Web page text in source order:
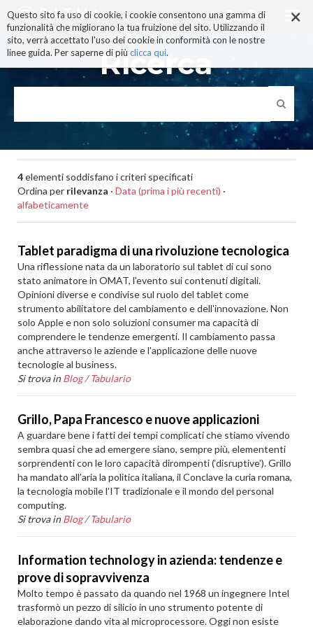
×
Questo sito fa uso di cookie, i cookie consentono una gamma di
funzionalità che migliorano la tua fruizione del sito. Utilizzando il
sito, verrà accettato l'uso dei cookie in conformità con le nostre
linee guida. Per saperne di più clicca qui.
ai
contenuti.
|
alla
navigazione
Ricerca
4elementi soddisfano i criteri specificati
Ordina per rilevanza · Data (prima i più recenti) ·
alfabeticamente
Tablet paradigma di una rivoluzione tecnologica
Una riflessione nata da un laboratorio sul tablet di cui sono
stato animatore in OMAT, l'evento sui contenuti digitali.
Opinioni diverse e condivise sul ruolo del tablet come
strumento abilitatore del cambiamento e dell'innovazione. Non
solo Apple e non solo soluzioni consumer ma capacità di
comprendere le tendenze emergenti. Il cambiamento passa
anche attraverso le aziende e l'applicazione delle nuove
tecnologie al business.
Si trova in Blog /Tabulario
Grillo, Papa Francesco e nuove applicazioni
A guardare bene i fatti dei tempi complicati che stiamo vivendo
sembra quasi che ad emergere siano, sempre più, elemententi
sorprendenti con le loro capacità dirompenti (‘disruptive’). Grillo
ha mandato all’aria la politica italiana, il Conclave la curia romana,
la tecnologia mobile l’IT tradizionale e il mondo del personal
computing.
Si trova in Blog /Tabulario
Information technology in azienda: tendenze e
prove di sopravvivenza
Molto tempo è passato da quando nel 1968 un ingegnere Intel
trasformò un pezzo di silicio in uno strumento potente di
elaborazione dando vita al microprocessore. Oggi non esiste